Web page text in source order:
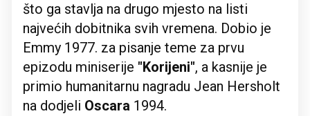
što ga stavlja na drugo mjesto na listi
najvećih dobitnika svih vremena. Dobio je
Emmy 1977. za pisanje teme za prvu
epizodu miniserije "Korijeni", a kasnije je
primio humanitarnu nagradu Jean Hersholt
na dodjeli Oscara 1994.